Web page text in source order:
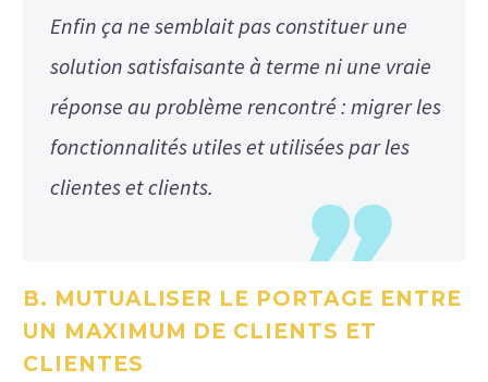
Enfin ça ne semblait pas constituer une
solution satisfaisante à terme ni une vraie
réponse au problème rencontré : migrer les
fonctionnalités utiles et utilisées par les
clientes et clients.
B. MUTUALISER LE PORTAGE ENTRE
UN MAXIMUM DE CLIENTS ET
CLIENTES